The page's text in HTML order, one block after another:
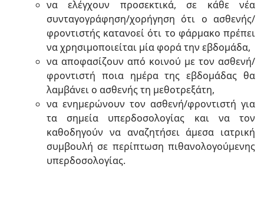
να ελέγχουν προσεκτικά, σε κάθε νέα
συνταγογράφηση/χορήγηση ότι ο ασθενής/
φροντιστής κατανοεί ότι το φάρμακο πρέπει
να χρησιμοποιείται μία φορά την εβδομάδα,
να αποφασίζουν από κοινού με τον ασθενή/
φροντιστή ποια ημέρα της εβδομάδας θα
λαμβάνει ο ασθενής τη μεθοτρεξάτη,
να ενημερώνουν τον ασθενή/φροντιστή για
τα σημεία υπερδοσολογίας και να τον
καθοδηγούν να αναζητήσει άμεσα ιατρική
συμβουλή σε περίπτωση πιθανολογούμενης
υπερδοσολογίας.